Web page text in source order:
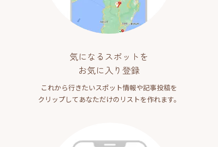
気になるスポットを
お気に入り登録
これから行きたいスポット情報や記事投稿を
クリップしてあなただけのリストを作れます。